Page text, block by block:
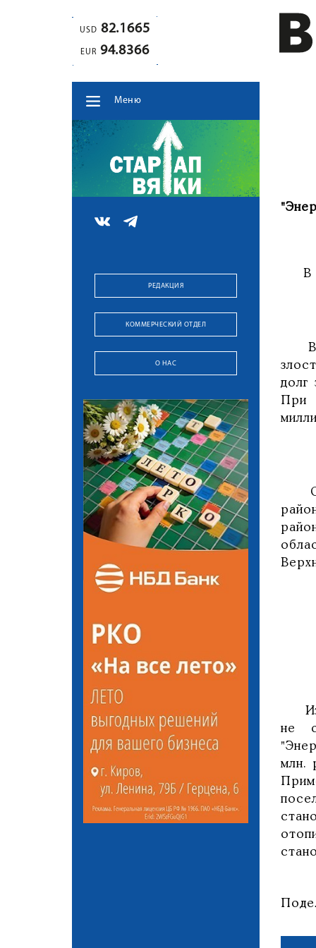
USD 82.1665
EUR 94.8366
Меню
РЕДАКЦИЯ
КОММЕРЧЕСКИЙ ОТДЕЛ
О НАС
В
В
долг
При
Из
не
млн.